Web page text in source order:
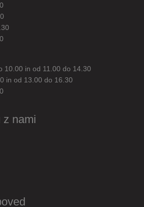
10.00 in od 11.00 do 14.30
in od 13.00 do 16.30
z nami